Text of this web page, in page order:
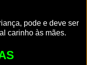
pode e deve ser
carinho às mães.